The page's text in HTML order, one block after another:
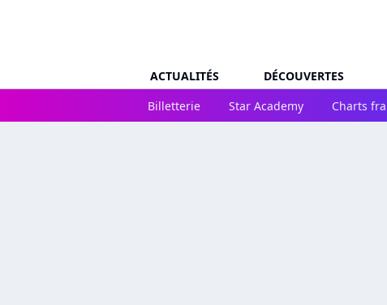
ACTUALITÉS DÉCOUVERTES
Billetterie
Star Academy Charts